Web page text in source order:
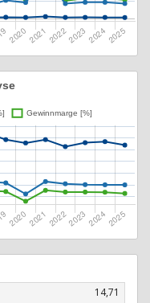
14,71